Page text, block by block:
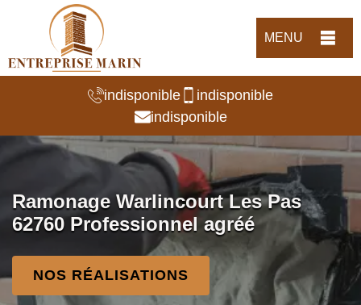
MENU
indisponible
indisponible
indisponible
Ramonage Warlincourt Les Pas
62760 Professionnel agréé
NOS RÉALISATIONS